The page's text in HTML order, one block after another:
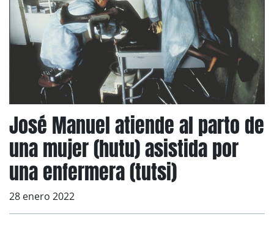
José Manuel atiende al parto de
una mujer (hutu) asistida por
una enfermera (tutsi)
28 enero 2022